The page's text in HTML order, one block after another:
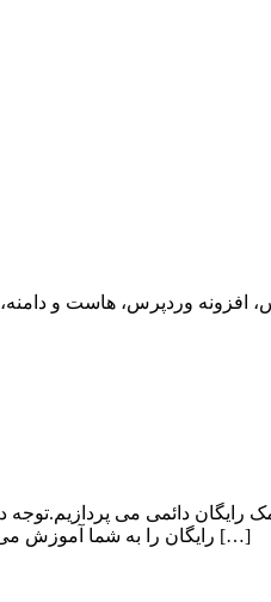
دائمی می
رایگان را به شما آموزش می دهد. در ابتدا می پردازیم به معرفی کوتاهی از پنل پیامک و در نهایت نحوه ی […]